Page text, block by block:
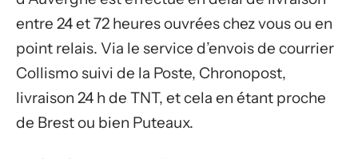
entre 24 et 72 heures ouvrées chez vous ou en
point relais. Via le service d’envois de courrier
Collismo suivi de la Poste, Chronopost,
livraison 24 h de TNT, et cela en étant proche
de Brest ou bien Puteaux.